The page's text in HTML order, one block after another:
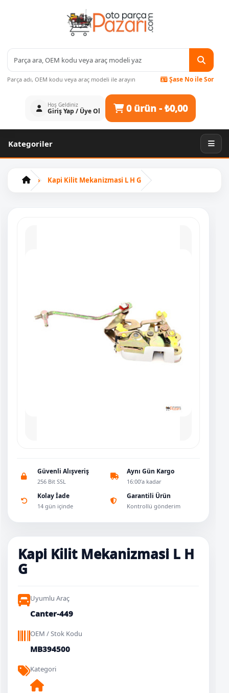
Parça adı, OEM kodu veya araç modeli ile arayın Şase No ile Sor
Hoş Geldiniz
Giriş Yap / Üye Ol 0 ürün - ₺0,00
Kategoriler
Kapi Ki̇li̇t Mekani̇zmasi L H G
Güvenli Alışveriş
256 Bit SSL
Aynı Gün Kargo
16:00’a kadar
Kolay İade
14 gün içinde
Garantili Ürün
Kontrollü gönderim
Kapi Ki̇li̇t Mekani̇zmasi L H
G
Uyumlu Araç
Canter-449
OEM / Stok Kodu
MB394500
Kategori